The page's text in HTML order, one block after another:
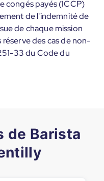
congés payés (ICCP)
de l'indemnité de
de chaque mission
des cas de non-
33 du Code du
de Barista